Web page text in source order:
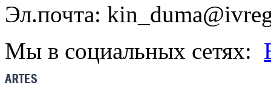
Эл.почта:
Мы в социальных сетях: